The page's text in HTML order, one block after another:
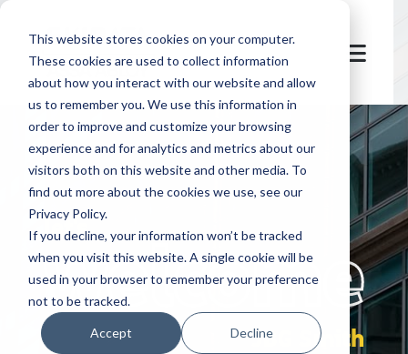
This website stores cookies on your computer.
These cookies are used to collect information
about how you interact with our website and allow
us to remember you. We use this information in
order to improve and customize your browsing
experience and for analytics and metrics about our
visitors both on this website and other media. To
find out more about the cookies we use, see our
Privacy Policy.
If you decline, your information won’t be tracked
when you visit this website. A single cookie will be
used in your browser to remember your preference
not to be tracked.
Accept Decline
let's
welcome
JBG Smith